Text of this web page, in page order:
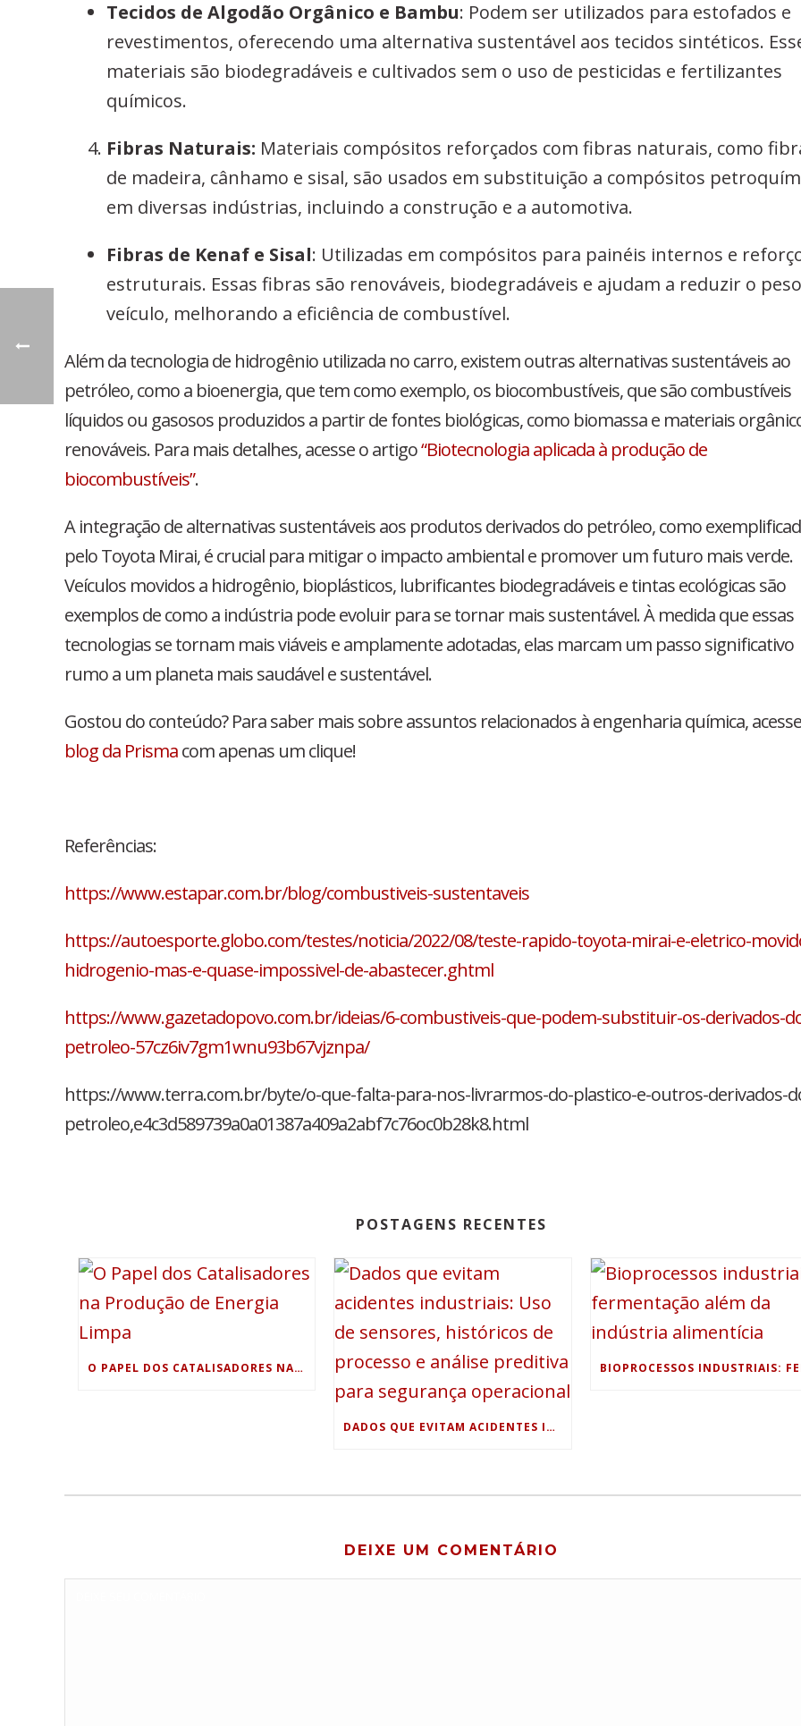
Tecidos de Algodão Orgânico e Bambu: Podem ser utilizados para estofados e
revestimentos, oferecendo uma alternativa sustentável aos tecidos sintéticos.
materiais são biodegradáveis e cultivados sem o uso de pesticidas e fertilizantes
químicos.
Fibras Naturais: Materiais compósitos reforçados com fibras naturais, como
de madeira, cânhamo e sisal, são usados em substituição a compósitos
em diversas indústrias, incluindo a construção e a automotiva.
Fibras de Kenaf e Sisal: Utilizadas em compósitos para painéis internos e
estruturais. Essas fibras são renováveis, biodegradáveis e ajudam a reduzir o
veículo, melhorando a eficiência de combustível.
Além da tecnologia de hidrogênio utilizada no carro, existem outras alternativas sustentáveis ao
petróleo, como a bioenergia, que tem como exemplo, os biocombustíveis, que são combustíveis
líquidos ou gasosos produzidos a partir de fontes biológicas, como biomassa e materiais
renováveis. Para mais detalhes, acesse o artigo“Biotecnologia aplicada à produção de
biocombustíveis”.
A integração de alternativas sustentáveis aos produtos derivados do petróleo, como
pelo Toyota Mirai, é crucial para mitigar o impacto ambiental e promover um futuro mais verde.
Veículos movidos a hidrogênio, bioplásticos, lubrificantes biodegradáveis e tintas ecológicas são
exemplos de como a indústria pode evoluir para se tornar mais sustentável. À medida que essas
tecnologias se tornam mais viáveis e amplamente adotadas, elas marcam um passo significativo
rumo a um planeta mais saudável e sustentável.
Gostou do conteúdo? Para saber mais sobre assuntos relacionados à engenharia química,
blog da Prismacom apenas um clique!
Referências:
https://www.estapar.com.br/blog/combustiveis-sustentaveis
https://autoesporte.globo.com/testes/noticia/2022/08/teste-rapido-toyota-mirai-e-eletrico-
hidrogenio-mas-e-quase-impossivel-de-abastecer.ghtml
https://www.gazetadopovo.com.br/ideias/6-combustiveis-que-podem-substituir-os-derivados-
petroleo-57cz6iv7gm1wnu93b67vjznpa/
https://www.terra.com.br/byte/o-que-falta-para-nos-livrarmos-do-plastico-e-outros-derivados-
petroleo,e4c3d589739a0a01387a409a2abf7c76oc0b28k8.html
POSTAGENS RECENTES
O PAPEL DOS CATALISADORES NA PRODUÇÃO DE ENERGIA LIMPA
DADOS QUE EVITAM ACIDENTES INDUSTRIAIS: USO DE SENSORES, HISTÓRICOS DE PROCESSO E ANÁLISE PREDITIVA PARA SEGURANÇA OPERACIONAL
DEIXE UM COMENTÁRIO